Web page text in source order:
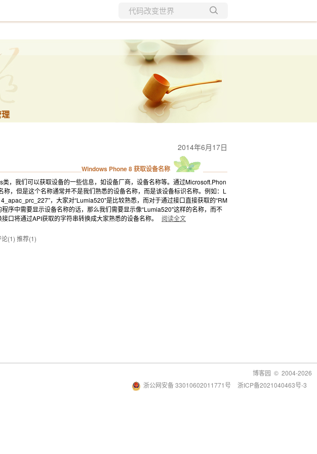
当前博客
2014年6月17日
Windows Phone 8 获取设备名称
，我们可以获取设备的一些信息，如设备厂商，设备名称等。通过Microsoft.Phon
，但是这个名称通常并不是我们熟悉的设备名称，而是该设备标识名称。例如：L
，大家对“Lumia520"是比较熟悉，而对于通过接口直接获取的“RM
序中需要显示设备名称的话，那么我们需要显示像“Lumia520"这样的名称，而不
口将通过API获取的字符串转换成大家熟悉的设备名称。
阅读全文
论(1) 推荐(1)
博客园 © 2004-2026
浙公网安备 33010602011771号
浙ICP备2021040463号-3